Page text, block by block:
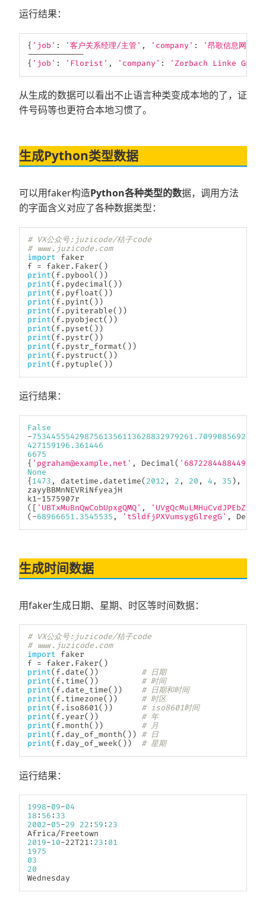
运行结果：
{ 'job' : '客户关系经理/主管' , 'company' :
'昂歌信息网络有
------------
{ 'job' : 'Florist' , 'company' : 'Zorbach Linke GmbH'
从生成的数据可以看出不止语言种类变成本地的了，证
件号码等也更符合本地习惯了。
生成Python类型数据
可以用faker构造Python各种类型的数据，调用方法
的字面含义对应了各种数据类型：
# VX公众号:juzicode/桔子code
# www.juzicode.com
import faker
f = faker . Faker( )
print( f. pybool( ) )
print( f. pydecimal( ) )
print( f. pyfloat( ) )
print( f. pyint( ) )
print( f. pyiterable( ) )
print( f. pyobject( ) )
print( f. pyset( ) )
print( f. pystr( ) )
print( f. pystr_format( ) )
print( f. pystruct( ) )
print( f. pytuple( ) )
运行结果：
False
-
427159196.361446
6675
{ 'pgraham@example.net' , Decimal(
None
{ 1473 , datetime . datetime( 2012 , 2 , 20 , 4 , 35 ) ,
zayyBBMnNEVRiNfyeajH
k1-
( [ 'UBTxMuBnQwCobUpxgQMQ' , 'UVgQcMuLMHuCvdJPEbZa'
( -68966651.3545535 , 'tSldfjPXVumsygGlregG' ,
生成时间数据
用faker生成日期、星期、时区等时间数据：
# VX公众号:juzicode/桔子code
# www.juzicode.com
import faker
f = faker . Faker( )
print( f. date( ) )
# 日期
print( f. time( ) )
# 时间
print( f. date_time( ) )
# 日期和时间
print( f. timezone( ) )
# 时区
print( f. iso8601( ) )
# iso8601时间
print( f. year( ) )
# 年
print( f.month( ) )
# 月
print( f. day_of_month( ) )
# 日
print( f. day_of_week( ) ) # 星期
运行结果：
1998-09-04
18 : 56 : 33
2002-05-29 22 : 59 : 23
Africa/
2019-10-22T21 : 23 : 01
1975
03
20
Wednesday